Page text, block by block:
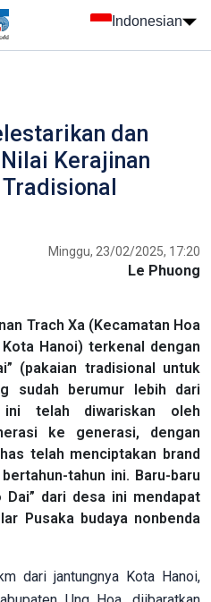
Indonesian
dan
Kerajinan
Tradisional
Minggu, 23/02/2025, 17:20
Le Phuong
Trach Xa (Kecamatan Hoa
Hanoi) terkenal dengan
(pakaian tradisional untuk
sudah berumur lebih dari
ini telah diwariskan oleh
ke generasi, dengan
telah menciptakan brand
tahun ini. Baru-baru
Dai” dari desa ini mendapat
Pusaka budaya nonbenda
dari jantungnya Kota Hanoi,